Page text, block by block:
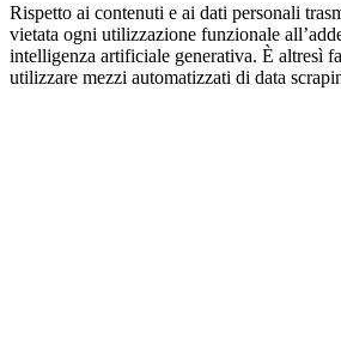
Rispetto ai contenuti e ai dati personali
vietata ogni utilizzazione funzionale
intelligenza artificiale generativa. È altresì
utilizzare mezzi automatizzati di data